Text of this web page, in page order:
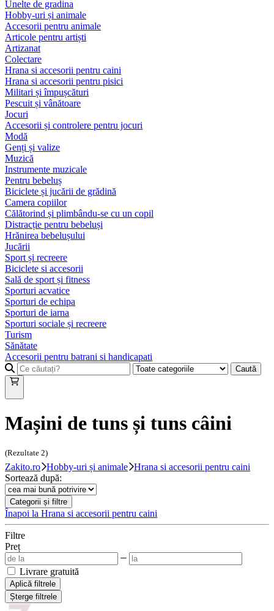
Unelte de gradina
Hobby-uri și animale
Accesorii pentru animale
Articole pentru artiști
Artizanat
Colectare
Hrana si accesorii pentru caini
Hrana si accesorii pentru pisici
Militari și împușcături
Pescuit și vânătoare
Jocuri
Accesorii și controlere pentru jocuri
Modă
Genți și valize
Muzică
Instrumente muzicale
Pentru bebeluș
Biciclete și jucării de grădină
Camera copiilor
Călătorind și plimbându-se cu un copil
Distracție pentru bebeluși
Hrănirea bebelușului
Jucării
Sport și recreere
Biciclete si accesorii
Sală de sport și fitness
Sporturi acvatice
Sporturi de echipa
Sporturi de iarna
Sporturi sociale și recreere
Turism
Sănătate
Accesorii pentru batrani si handicapati
Caută
Mașini de tuns și tuns câini
(Rezultate 2)
Zakito.ro Hobby-uri și animale Hrana si accesorii pentru caini
Sortează după:
Categorii și filtre
Înapoi la Hrana si accesorii pentru caini
Filtre
Preț
Livrare gratuită
Aplică filtrele
Șterge filtrele